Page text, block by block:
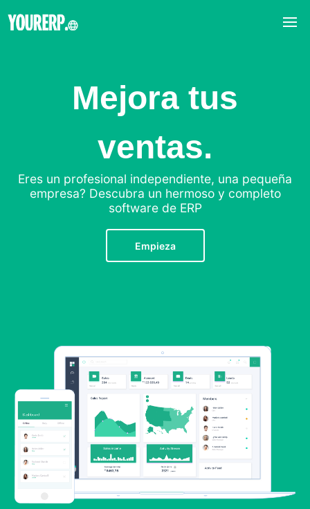
Mejora tus
ventas.
Eres un profesional independiente, una pequeña
empresa? Descubra un hermoso y completo
software de ERP
Empieza